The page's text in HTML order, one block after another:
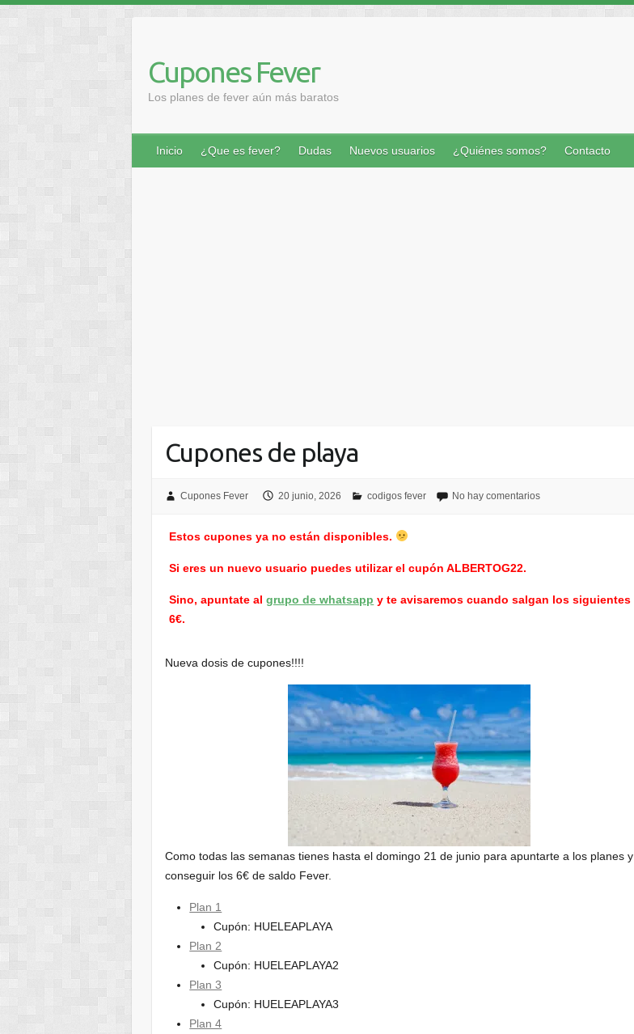
contenido
Cupones Fever
Los planes de fever aún más baratos
Inicio ¿Que es fever? Dudas Nuevos usuarios ¿Quiénes somos? Contacto
Cupones de playa
Cupones Fever 20 junio, 2026 codigos fever No hay comentarios
Estos cupones ya no están disponibles.
Si eres un nuevo usuario puedes utilizar el cupón ALBERTOG22.
Sino, apuntate algrupo de whatsapp y te avisaremos cuando salgan los siguientes
6€.
Nueva dosis de cupones!!!!
Como todas las semanas tienes hasta el domingo 21 de junio para apuntarte a los planes y
conseguir los 6€ de saldo Fever.
Plan 1
Cupón: HUELEAPLAYA
Plan 2
Cupón: HUELEAPLAYA2
Plan 3
Cupón: HUELEAPLAYA3
Plan 4